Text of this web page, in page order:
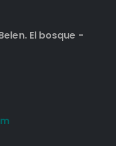
El bosque -